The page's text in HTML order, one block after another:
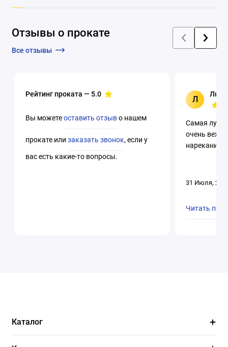
Отзывы о прокате
Все отзывы
Рейтинг проката — 5.0
Вы можетеоставить отзыво нашем
прокате илизаказать звонок, если у
вас есть какие-то вопросы.
Л
Самая
очень
нареканий.
31 Июля,
Читать
Каталог